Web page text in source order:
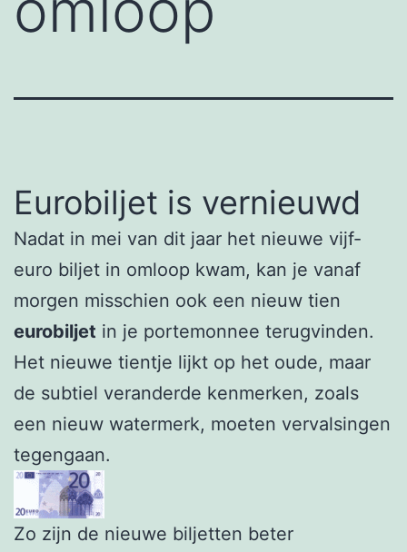
Eurobiljet is vernieuwd
Nadat in mei van dit jaar het nieuwe vijf-
euro biljet in omloop kwam, kan je vanaf
morgen misschien ook een nieuw tien
eurobiljet in je portemonnee terugvinden.
Het nieuwe tientje lijkt op het oude, maar
de subtiel veranderde kenmerken, zoals
een nieuw watermerk, moeten vervalsingen
tegengaan.
Zo zijn de nieuwe biljetten beter